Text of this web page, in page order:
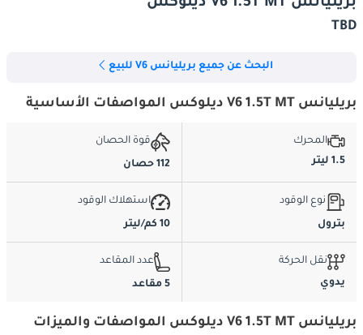
TBD
البحث عن جميع بريليانس V6 للبيع
بريليانس V6 1.5T MT ديلوكس المواصفات الأساسية
المحرك
1.5 ليتر
قوة الحصان
112 حصان
نوع الوقود
بترول
استهلاك الوقود
10 كم/ليتر
نقل الحركة
يدوي
عدد المقاعد
5 مقاعد
بريليانس V6 1.5T MT ديلوكس المواصفات والميزات